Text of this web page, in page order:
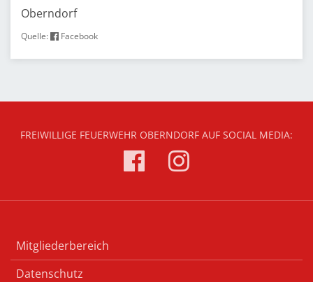
Oberndorf
Quelle: Facebook
FREIWILLIGE FEUERWEHR OBERNDORF AUF SOCIAL MEDIA:
Mitgliederbereich
Datenschutz